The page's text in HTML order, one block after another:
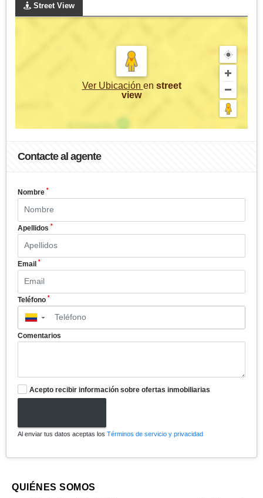
Street View
Ver Ubicación en street
view
Contacte al agente
Nombre *
Apellidos *
Email *
Teléfono *
▼
Comentarios
Acepto recibir información sobre ofertas inmobiliarias
Al enviar tus datos aceptas los Términos de servicio y privacidad
QUIÉNES SOMOS